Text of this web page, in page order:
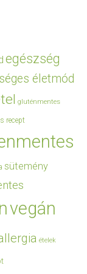
egészség
életmód
gluténmentes
recept
sütemény
vegán
ételek